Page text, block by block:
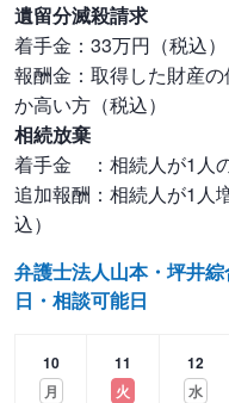
遺留分滅殺請求
着手金：33万円（税込）
報酬金：取得した財産
か高い方（税込）
相続放棄
着手金 ：相続人が1人
追加報酬：相続人が1人
込）
弁護士法人山本・坪井
日・相談可能日
10
月
11
火
12
水